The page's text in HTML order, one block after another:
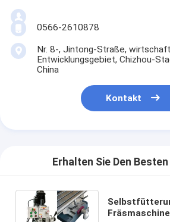
0566-2610878
Nr. 8-, Jintong-Straße,
Entwicklungsgebiet, Chizhou-
China
Kontakt
Erhalten Sie Den
Fräsmaschine